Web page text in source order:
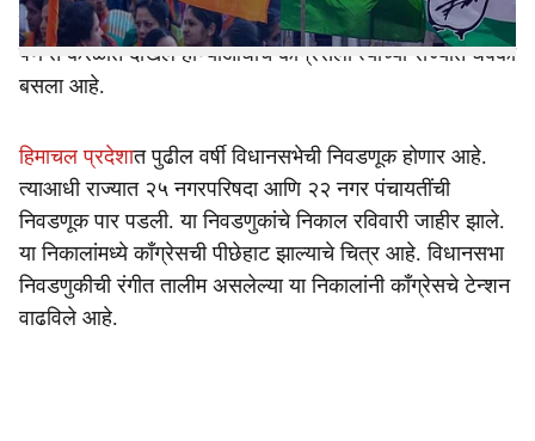
मुख्यमंत्री सुखविंदर सिहं सुक्खू यांनीही यावेळी उपस्थिती लावली.
पण ते केरळात दाखल होण्याआधीच काँग्रेसला त्यांच्या राज्यात धक्का
बसला आहे.
हिमाचल प्रदेशात पुढील वर्षी विधानसभेची निवडणूक होणार आहे.
त्याआधी राज्यात २५ नगरपरिषदा आणि २२ नगर पंचायतींची
निवडणूक पार पडली. या निवडणुकांचे निकाल रविवारी जाहीर झाले.
या निकालांमध्ये काँग्रेसची पीछेहाट झाल्याचे चित्र आहे. विधानसभा
निवडणुकीची रंगीत तालीम असलेल्या या निकालांनी काँग्रेसचे टेन्शन
वाढविले आहे.